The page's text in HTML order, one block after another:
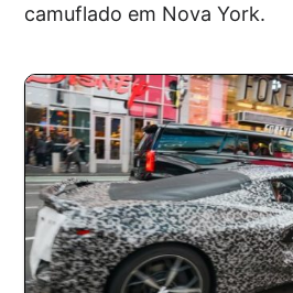
camuflado em Nova York.